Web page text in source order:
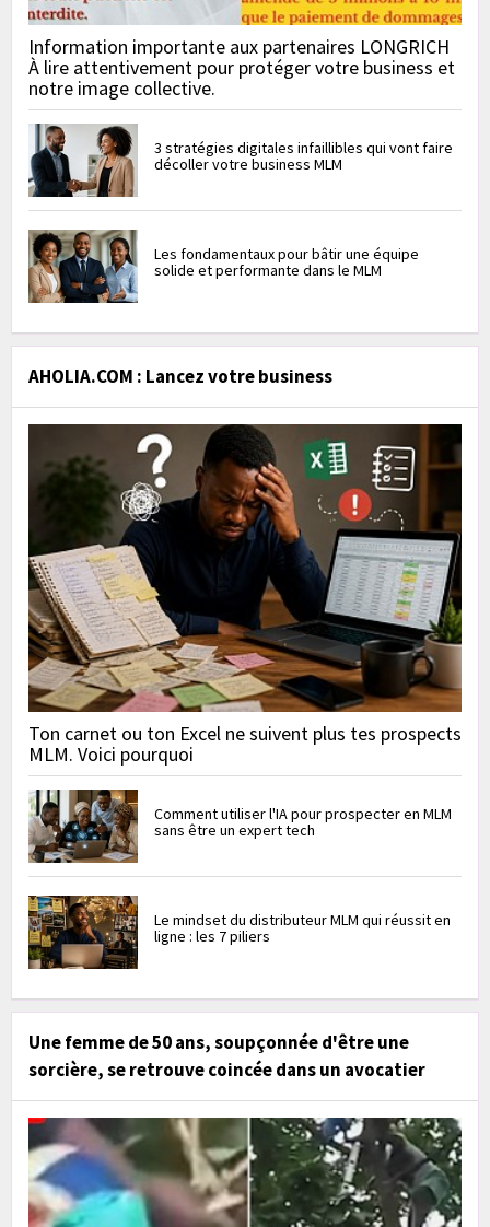
Information importante aux partenaires LONGRICH
À lire attentivement pour protéger votre business et
notre image collective.
3 stratégies digitales infaillibles qui vont faire
décoller votre business MLM
Les fondamentaux pour bâtir une équipe
solide et performante dans le MLM
AHOLIA.COM : Lancez votre business
Ton carnet ou ton Excel ne suivent plus tes prospects
MLM. Voici pourquoi
Comment utiliser l'IA pour prospecter en MLM
sans être un expert tech
Le mindset du distributeur MLM qui réussit en
ligne : les 7 piliers
Une femme de 50 ans, soupçonnée d'être une
sorcière, se retrouve coincée dans un avocatier